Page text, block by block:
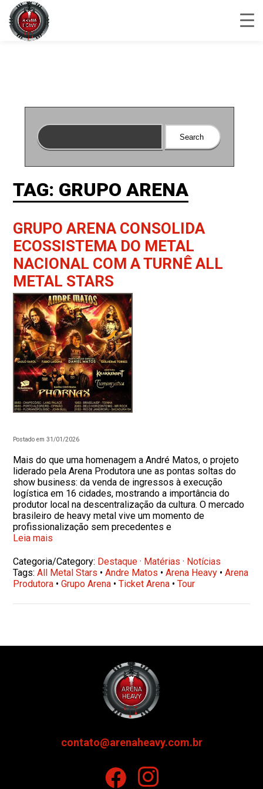
TAG: GRUPO ARENA
GRUPO ARENA CONSOLIDA
ECOSSISTEMA DO METAL
NACIONAL COM A TURNÊ ALL
METAL STARS
Postado em 31/01/2026
Mais do que uma homenagem a André Matos, o projeto
liderado pela Arena Produtora une as pontas soltas do
show business: da venda de ingressos à execução
logística em 16 cidades, mostrando a importância do
produtor local na descentralização da cultura. O mercado
brasileiro de heavy metal vive um momento de
profissionalização sem precedentes e
Leia mais
Categoria/Category: Destaque · Matérias · Notícias
Tags:All Metal Stars •Andre Matos •Arena Heavy •Arena
Produtora •Grupo Arena •Ticket Arena •Tour
contato@arenaheavy.com.br